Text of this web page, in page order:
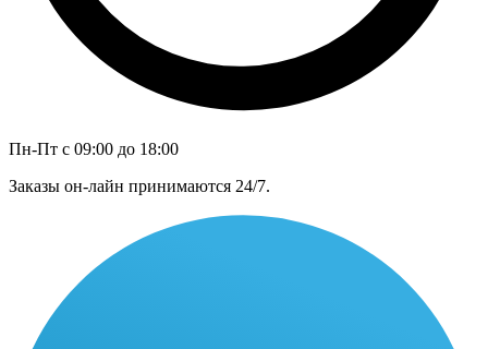
Пн-Пт с 09:00 до 18:00
Заказы он-лайн принимаются 24/7.